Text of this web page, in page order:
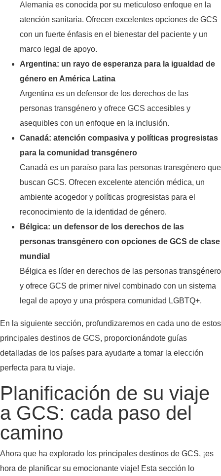
Alemania es conocida por su meticuloso enfoque en la
atención sanitaria. Ofrecen excelentes opciones de GCS
con un fuerte énfasis en el bienestar del paciente y un
marco legal de apoyo.
Argentina: un rayo de esperanza para la igualdad de
género en América Latina
Argentina es un defensor de los derechos de las
personas transgénero y ofrece GCS accesibles y
asequibles con un enfoque en la inclusión.
Canadá: atención compasiva y políticas progresistas
para la comunidad transgénero
Canadá es un paraíso para las personas transgénero que
buscan GCS. Ofrecen excelente atención médica, un
ambiente acogedor y políticas progresistas para el
reconocimiento de la identidad de género.
Bélgica: un defensor de los derechos de las
personas transgénero con opciones de GCS de clase
mundial
Bélgica es líder en derechos de las personas transgénero
y ofrece GCS de primer nivel combinado con un sistema
legal de apoyo y una próspera comunidad LGBTQ+.
En la siguiente sección, profundizaremos en cada uno de estos
principales destinos de GCS, proporcionándote guías
detalladas de los países para ayudarte a tomar la elección
perfecta para tu viaje.
Planificación de su viaje
a GCS: cada paso del
camino
Ahora que ha explorado los principales destinos de GCS, ¡es
hora de planificar su emocionante viaje! Esta sección lo